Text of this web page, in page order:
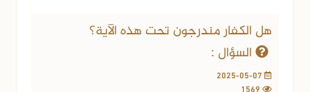
هل الكفار مندرجون تحت هذه الآية؟
السؤال :